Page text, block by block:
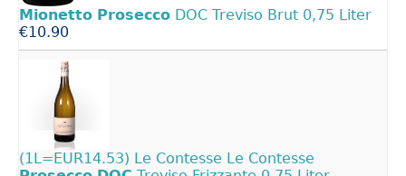
Mionetto Prosecco DOC Treviso Brut 0,75 Liter
€10.90
(1L=EUR14.53) Le Contesse Le Contesse